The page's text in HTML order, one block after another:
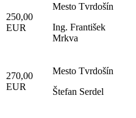
250,00
EUR
Mesto Tvrdošín
Ing. František
Mrkva
270,00
EUR
Mesto Tvrdošín
Štefan Serdel